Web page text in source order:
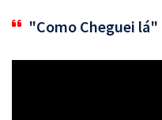
"Como Cheguei lá"